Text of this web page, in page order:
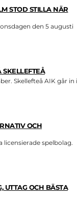
STOD STILLA NÄR
den 5 augusti
Skellefteå AIK går in i
OCH
licensierade spelbolag.
UTTAG OCH BÄSTA